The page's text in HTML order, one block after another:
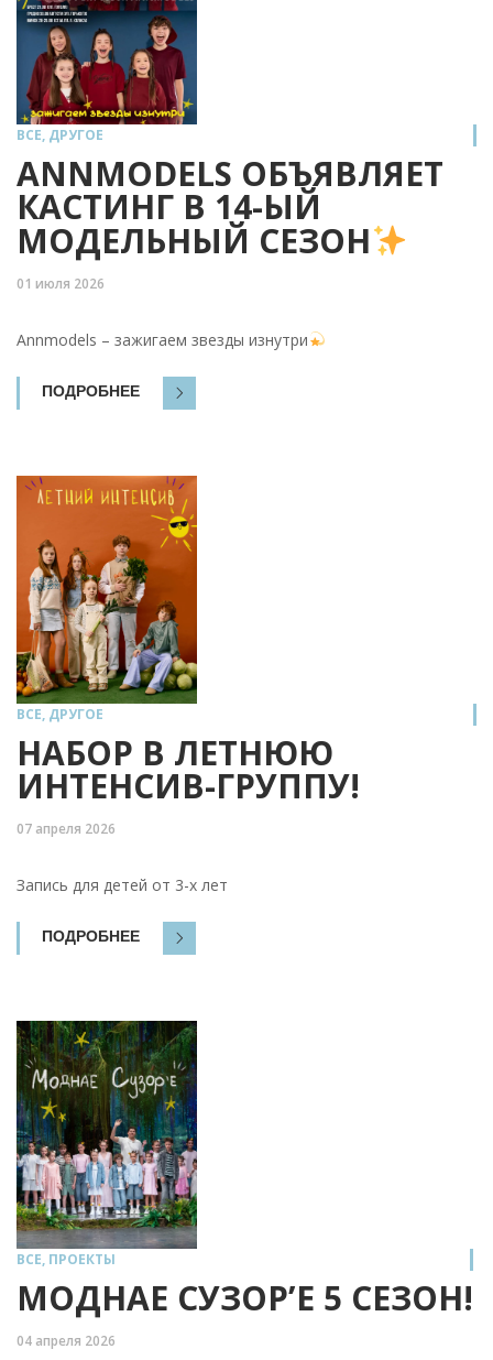
ВСЕ, ДРУГОЕ
ANNMODELS ОБЪЯВЛЯЕТ
КАСТИНГ В 14-ЫЙ
МОДЕЛЬНЫЙ СЕЗОН
01 июля 2026
Annmodels – зажигаем звезды изнутри
ПОДРОБНЕЕ
ВСЕ, ДРУГОЕ
НАБОР В ЛЕТНЮЮ
ИНТЕНСИВ-ГРУППУ!
07 апреля 2026
Запись для детей от 3-х лет
ПОДРОБНЕЕ
ВСЕ, ПРОЕКТЫ
МОДНАЕ СУЗОР’Е 5 СЕЗОН!
04 апреля 2026